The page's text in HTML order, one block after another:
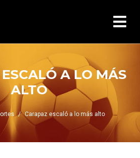
A LO MÁS
ALTO
Carapaz escaló a lo más alto